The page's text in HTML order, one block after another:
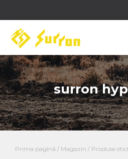
surron
Prima pagină / Magazin / Produse